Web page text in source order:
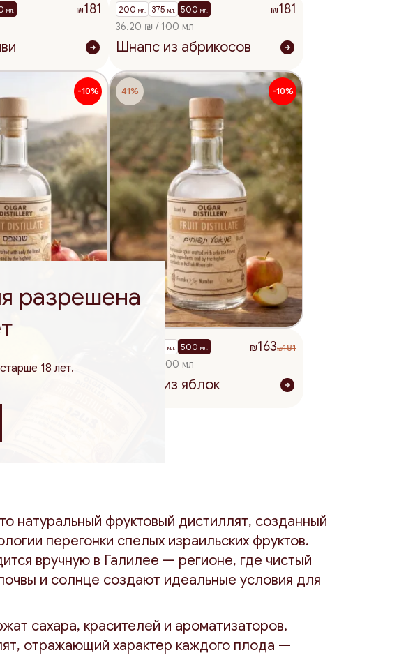
мл. ₪181 500мл.
375мл.
200мл. ₪181
36.20 ₪ / 100 мл
Шнапс из абрикосов
-10% -10%
41%
500мл.
375мл. ₪163₪181
32.60 ₪ / 100 мл
Шнапс из яблок
натуральный фруктовый дистиллят, созданный
перегонки спелых израильских фруктов.
вручную в Галилее — регионе, где чистый
и солнце создают идеальные условия для
сахара, красителей и ароматизаторов.
отражающий характер каждого плода —
разрешена
18 лет.